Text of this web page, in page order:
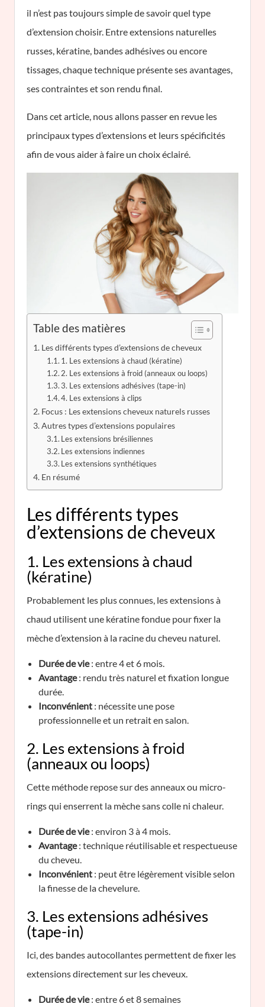
il n’est pas toujours simple de savoir quel type
d’extension choisir. Entre extensions naturelles
russes, kératine, bandes adhésives ou encore
tissages, chaque technique présente ses avantages,
ses contraintes et son rendu final.
Dans cet article, nous allons passer en revue les
principaux types d’extensions et leurs spécificités
afin de vous aider à faire un choix éclairé.
Table des matières
Les différents types d’extensions de cheveux
1. Les extensions à chaud (kératine)
2. Les extensions à froid (anneaux ou loops)
3. Les extensions adhésives (tape-in)
4. Les extensions à clips
Focus : Les extensions cheveux naturels russes
Autres types d’extensions populaires
Les extensions brésiliennes
Les extensions indiennes
Les extensions synthétiques
En résumé
Les différents types
d’extensions de cheveux
1. Les extensions à chaud
(kératine)
Probablement les plus connues, les extensions à
chaud utilisent une kératine fondue pour fixer la
mèche d’extension à la racine du cheveu naturel.
Durée de vie: entre 4 et 6 mois.
Avantage: rendu très naturel et fixation longue
durée.
Inconvénient : nécessite une pose
professionnelle et un retrait en salon.
2. Les extensions à froid
(anneaux ou loops)
Cette méthode repose sur des anneaux ou micro-
rings qui enserrent la mèche sans colle ni chaleur.
Durée de vie: environ 3 à 4 mois.
Avantage: technique réutilisable et respectueuse
du cheveu.
Inconvénient : peut être légèrement visible selon
la finesse de la chevelure.
3. Les extensions adhésives
(tape-in)
Ici, des bandes autocollantes permettent de fixer les
extensions directement sur les cheveux.
Durée de vie: entre 6 et 8 semaines